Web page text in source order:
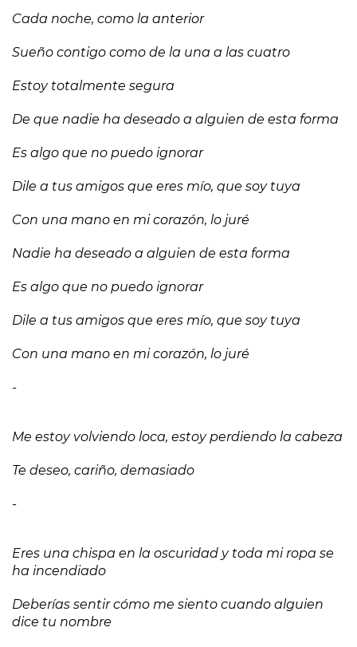
Cada noche, como la anterior
Sueño contigo como de la una a las cuatro
Estoy totalmente segura
De que nadie ha deseado a alguien de esta forma
Es algo que no puedo ignorar
Dile a tus amigos que eres mío, que soy tuya
Con una mano en mi corazón, lo juré
Nadie ha deseado a alguien de esta forma
Es algo que no puedo ignorar
Dile a tus amigos que eres mío, que soy tuya
Con una mano en mi corazón, lo juré
-
Me estoy volviendo loca, estoy perdiendo la cabeza
Te deseo, cariño, demasiado
-
Eres una chispa en la oscuridad y toda mi ropa se
ha incendiado
Deberías sentir cómo me siento cuando alguien
dice tu nombre